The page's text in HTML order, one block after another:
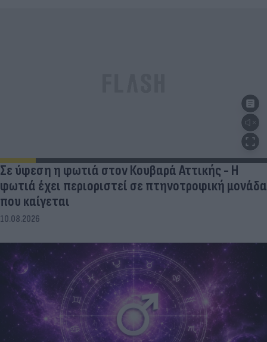
Σε ύφεση η φωτιά στον Κουβαρά Αττικής - Η
φωτιά έχει περιοριστεί σε πτηνοτροφική μονάδα
που καίγεται
10.08.2026